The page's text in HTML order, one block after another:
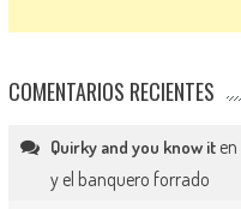
COMENTARIOS RECIENTES
Quirky and you know iten
y el banquero forrado